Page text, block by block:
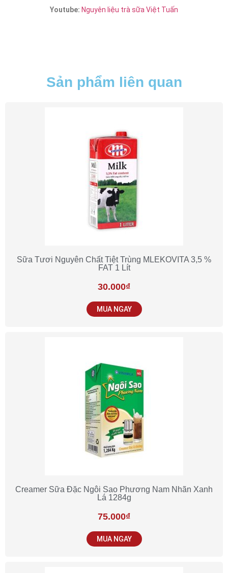
Youtube: Nguyên liệu trà sữa Việt Tuấn
Sản phẩm liên quan
Sữa Tươi Nguyên Chất Tiệt Trùng MLEKOVITA 3,5 %
FAT 1 Lít
30.000₫
MUA NGAY
Creamer Sữa Đặc Ngôi Sao Phương Nam Nhãn Xanh
Lá 1284g
75.000₫
MUA NGAY